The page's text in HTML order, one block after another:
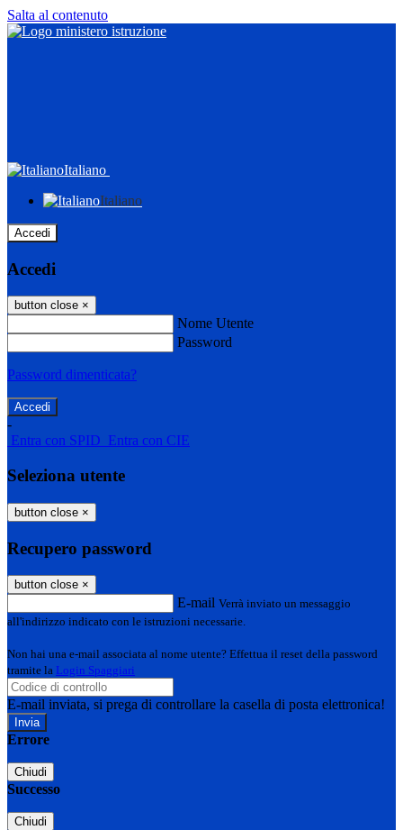
Salta al contenuto
Italiano
Italiano
Accedi
Accedi
button close ×
Nome Utente
Password
Password dimenticata?
-
Entra con SPID Entra con CIE
Seleziona utente
button close ×
Recupero password
button close ×
E-mail Verrà inviato un messaggio
all'indirizzo indicato con le istruzioni necessarie.
Non hai una e-mail associata al nome utente? Effettua il reset della password
tramite la Login Spaggiari
E-mail inviata, si prega di controllare la casella di posta elettronica!
Errore
Chiudi
Successo
Chiudi